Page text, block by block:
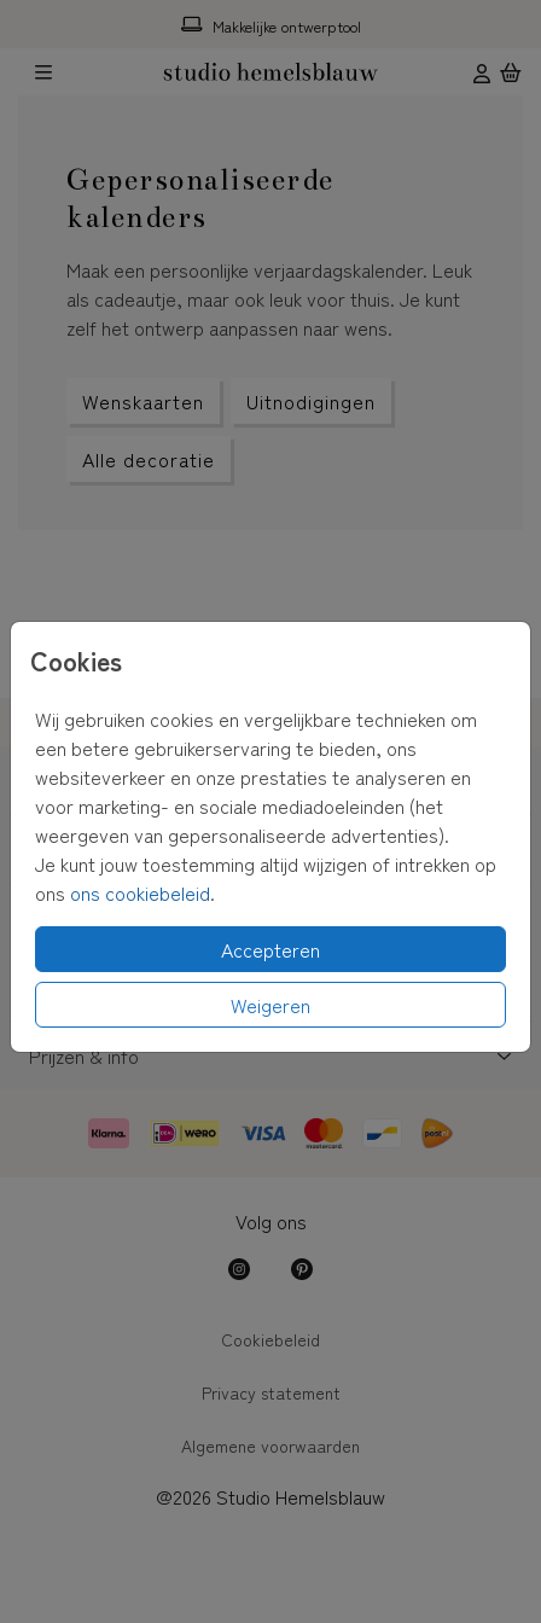
Makkelijke ontwerptool
Cookies
Wij gebruiken cookies en vergelijkbare technieken om
een betere gebruikerservaring te bieden, ons
websiteverkeer en onze prestaties te analyseren en
voor marketing- en sociale mediadoeleinden (het
weergeven van gepersonaliseerde advertenties).
Je kunt jouw toestemming altijd wijzigen of intrekken op
ons ons cookiebeleid.
Accepteren
Weigeren
Gepersonaliseerde
kalenders
Maak een persoonlijke verjaardagskalender. Leuk
als cadeautje, maar ook leuk voor thuis. Je kunt
zelf het ontwerp aanpassen naar wens.
Wenskaarten
Uitnodigingen
Alle decoratie
Makkelijke ontwerp-tool
Geboorte
Trouwen
Service
Prijzen & info
Volg ons
Cookiebeleid
Privacy statement
Algemene voorwaarden
@2026 Studio Hemelsblauw